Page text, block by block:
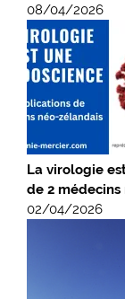
08/04/2026
La virologie
de 2
02/04/2026